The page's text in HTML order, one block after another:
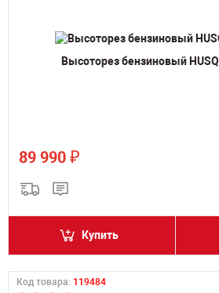
Высоторез бензиновый
89 990 ₽
Купить
Код товара: 119484